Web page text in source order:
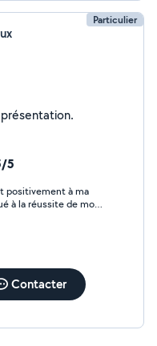
Particulier
Je n'ai pas encore renseigné ma présentation.
5
positivement à ma
à la réussite de mon
Contacter